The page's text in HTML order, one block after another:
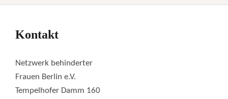
Kontakt
Netzwerk behinderter
Frauen Berlin e.V.
Tempelhofer Damm 160